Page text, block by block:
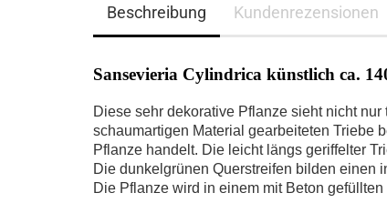
Beschreibung Kundenrezensionen
Sansevieria Cylindrica künstlich ca.
Diese sehr dekorative Pflanze sieht nicht
schaumartigen Material gearbeiteten Triebe
Pflanze handelt. Die leicht längs geriffelter
Die dunkelgrünen Querstreifen bilden einen
Die Pflanze wird in einem mit Beton